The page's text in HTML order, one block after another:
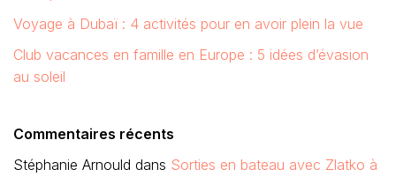
Voyage à Dubaï : 4 activités pour en avoir plein la vue
Club vacances en famille en Europe : 5 idées d’évasion
au soleil
Commentaires récents
Stéphanie Arnould dans Sorties en bateau avec Zlatko à